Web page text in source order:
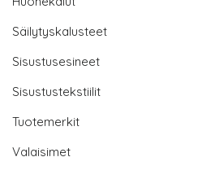
Säilytyskalusteet
Sisustusesineet
Sisustustekstiilit
Tuotemerkit
Valaisimet